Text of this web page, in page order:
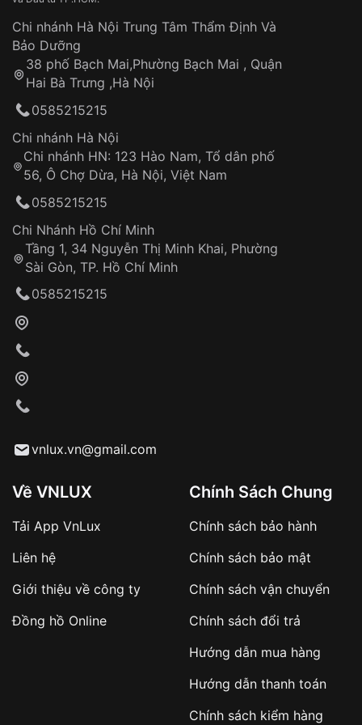
làm việc
Áp dụng cho tất cả tỉnh thành trên toàn quốc
Thời gian tính từ khi xác nhận đơn hàng thành
công
Hotline: 0585 215 215
Từ khóa SEO:
Khách hàng kiểm tra và thanh toán trực tiếp
Từ khóa SEO:
sản phẩm đặc biệt
hàng
Số tiền còn lại thanh toán khi nhận hàng hoặc
✔️ Đảm bảo xử lý đơn hàng nhanh chóng
✔️ Hạn chế tình trạng hủy đơn không mong
Hao mòn tự nhiên theo thời gian:
Dây đeo
Sản phẩm đã bị:
Tự ý sửa chữa
thống VNLUX
Đảm bảo quyền lợi khách hàng
Đồng hành cùng khách hàng trong suốt quá
trình sử dụng
Chi nhánh Hà Nội Trung Tâm Thẩm Định Và
Bảo Dưỡng
38 phố Bạch Mai,Phường Bạch Mai , Quận
Hai Bà Trưng ,Hà Nội
0585215215
Chi nhánh Hà Nội
Chi nhánh HN: 123 Hào Nam, Tổ dân phố
56, Ô Chợ Dừa, Hà Nội, Việt Nam
0585215215
Chi Nhánh Hồ Chí Minh
Tầng 1, 34 Nguyễn Thị Minh Khai, Phường
Sài Gòn, TP. Hồ Chí Minh
0585215215
vnlux.vn@gmail.com
Về VNLUX
Tải App VnLux
Liên hệ
Giới thiệu về công ty
Đồng hồ Online
Chính Sách Chung
Chính sách bảo hành
Chính sách bảo mật
Chính sách vận chuyển
Chính sách đổi trả
Hướng dẫn mua hàng
Hướng dẫn thanh toán
Chính sách kiểm hàng